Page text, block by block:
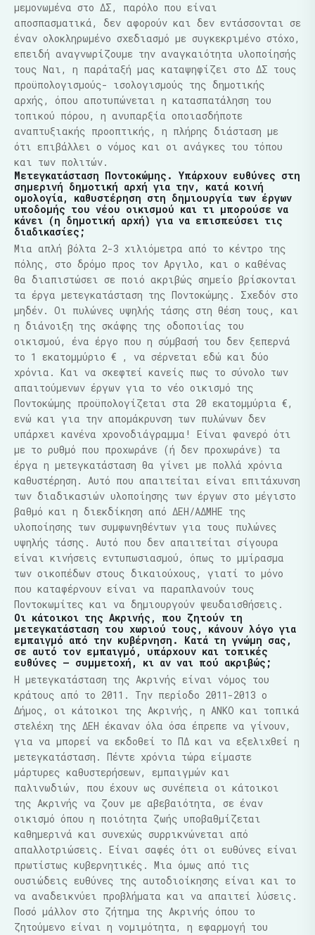
μεμονωμένα στο ΔΣ, παρόλο που είναι
αποσπασματικά, δεν αφορούν και δεν εντάσσονται σε
έναν ολοκληρωμένο σχεδιασμό με συγκεκριμένο στόχο,
επειδή αναγνωρίζουμε την αναγκαιότητα υλοποίησής
τους Ναι, η παράταξή μας καταψηφίζει στο ΔΣ τους
προϋπολογισμούς- ισολογισμούς της δημοτικής
αρχής, όπου αποτυπώνεται η κατασπατάληση του
τοπικού πόρου, η ανυπαρξία οποιασδήποτε
αναπτυξιακής προοπτικής, η πλήρης διάσταση με
ότι επιβάλλει ο νόμος και οι ανάγκες του τόπου
και των πολιτών.
Μετεγκατάσταση Ποντοκώμης. Υπάρχουν ευθύνες στη
σημερινή δημοτική αρχή για την, κατά κοινή
ομολογία, καθυστέρηση στη δημιουργία των έργων
υποδομής του νέου οικισμού και τι μπορούσε να
κάνει (η δημοτική αρχή) για να επισπεύσει τις
διαδικασίες;
Μια απλή βόλτα 2-3 χιλιόμετρα από το κέντρο της
πόλης, στο δρόμο προς τον Αργιλο, και ο καθένας
θα διαπιστώσει σε ποιό ακριβώς σημείο βρίσκονται
τα έργα μετεγκατάσταση της Ποντοκώμης. Σχεδόν στο
μηδέν. Οι πυλώνες υψηλής τάσης στη θέση τους, και
η διάνοιξη της σκάφης της οδοποιίας του
οικισμού, ένα έργο που η σύμβασή του δεν ξεπερνά
τo 1 εκατομμύριο € , να σέρνεται εδώ και δύο
χρόνια. Και να σκεφτεί κανείς πως το σύνολο των
απαιτούμενων έργων για το νέο οικισμό της
Ποντοκώμης προϋπολογίζεται στα 20 εκατομμύρια €,
ενώ και για την απομάκρυνση των πυλώνων δεν
υπάρχει κανένα χρονοδιάγραμμα! Είναι φανερό ότι
με το ρυθμό που προχωράνε (ή δεν προχωράνε) τα
έργα η μετεγκατάσταση θα γίνει με πολλά χρόνια
καθυστέρηση. Αυτό που απαιτείται είναι επιτάχυνση
των διαδικασιών υλοποίησης των έργων στο μέγιστο
βαθμό και η διεκδίκηση από ΔΕΗ/ΑΔΜΗΕ της
υλοποίησης των συμφωνηθέντων για τους πυλώνες
υψηλής τάσης. Αυτό που δεν απαιτείται σίγουρα
είναι κινήσεις εντυπωσιασμού, όπως το μμίρασμα
των οικοπέδων στους δικαιούχους, γιατί το μόνο
που καταφέρνουν είναι να παραπλανούν τους
Ποντοκωμίτες και να δημιουργούν ψευδαισθήσεις.
Οι κάτοικοι της Ακρινής, που ζητούν τη
μετεγκατάσταση του χωριού τους, κάνουν λόγο για
εμπαιγμό από την κυβέρνηση. Κατά τη γνώμη σας,
σε αυτό τον εμπαιγμό, υπάρχουν και τοπικές
ευθύνες – συμμετοχή, κι αν ναι πού ακριβώς;
Η μετεγκατάσταση της Ακρινής είναι νόμος του
κράτους από το 2011. Την περίοδο 2011-2013 ο
Δήμος, οι κάτοικοι της Ακρινής, η ΑΝΚΟ και τοπικά
στελέχη της ΔΕΗ έκαναν όλα όσα έπρεπε να γίνουν,
για να μπορεί να εκδοθεί το ΠΔ και να εξελιχθεί η
μετεγκατάσταση. Πέντε χρόνια τώρα είμαστε
μάρτυρες καθυστερήσεων, εμπαιγμών και
παλινωδιών, που έχουν ως συνέπεια οι κάτοικοι
της Ακρινής να ζουν με αβεβαιότητα, σε έναν
οικισμό όπου η ποιότητα ζωής υποβαθμίζεται
καθημερινά και συνεχώς συρρικνώνεται από
απαλλοτριώσεις. Είναι σαφές ότι οι ευθύνες είναι
πρωτίστως κυβερνητικές. Μια όμως από τις
ουσιώδεις ευθύνες της αυτοδιοίκησης είναι και το
να αναδεικνύει προβλήματα και να απαιτεί λύσεις.
Ποσό μάλλον στο ζήτημα της Ακρινής όπου το
ζητούμενο είναι η νομιμότητα, η εφαρμογή του